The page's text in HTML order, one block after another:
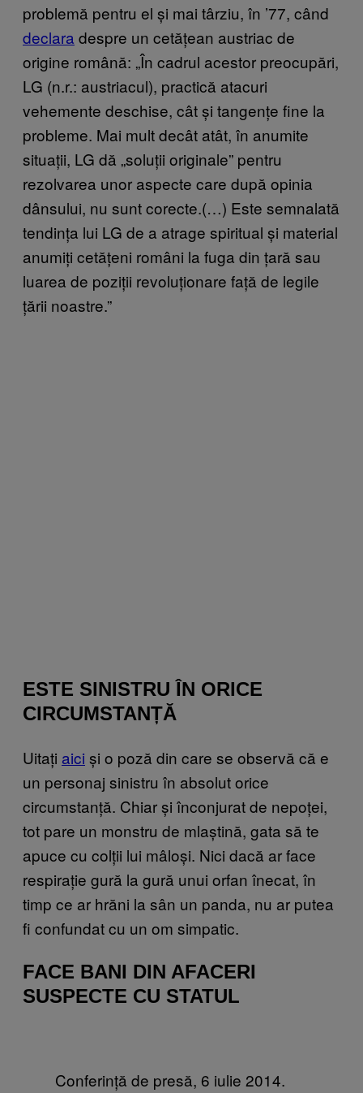
problemă pentru el și mai târziu, în ’77, când
declara despre un cetățean austriac de
origine română: „În cadrul acestor preocupări,
LG (n.r.: austriacul), practică atacuri
vehemente deschise, cât și tangențe fine la
probleme. Mai mult decât atât, în anumite
situații, LG dă „soluții originale” pentru
rezolvarea unor aspecte care după opinia
dânsului, nu sunt corecte.(…) Este semnalată
tendința lui LG de a atrage spiritual și material
anumiți cetățeni români la fuga din țară sau
luarea de poziții revoluționare față de legile
țării noastre.”
ESTE SINISTRU ÎN ORICE
CIRCUMSTANȚĂ
Uitați aici și o poză din care se observă că e
un personaj sinistru în absolut orice
circumstanță. Chiar și înconjurat de nepoței,
tot pare un monstru de mlaștină, gata să te
apuce cu colții lui mâloși. Nici dacă ar face
respirație gură la gură unui orfan înecat, în
timp ce ar hrăni la sân un panda, nu ar putea
fi confundat cu un om simpatic.
FACE BANI DIN AFACERI
SUSPECTE CU STATUL
Conferință de presă, 6 iulie 2014.